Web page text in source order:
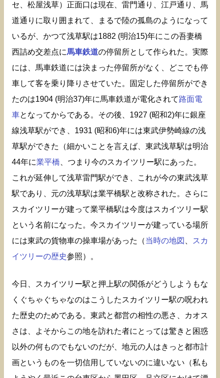
セ、松屋浅草）正面口は現在、雷門通り、江戸通り、馬
道通りに取り囲まれて、まるで陸の孤島のようになって
いるが、かつて浅草駅は1882 (明治15)年にこの吾妻橋
西詰め交差点に馬車鉄道の停留所として作られた。実際
には、馬車鉄道には決まった停留所がなく、どこでも停
車して客を乗り降りさせていた。固定した停留所ができ
たのは1904 (明治37)年に馬車鉄道が電化されて路面電
車となってからである。その後、1927 (昭和2)年に銀座
線浅草駅ができ、1931 (昭和6)年には東武伊勢崎線の浅
草駅ができた（細かいことを言えば、東武浅草駅は明治
44年に業平橋 、つまり今のスカイツリー駅にあった。
これが延伸して浅草雷門駅ができ、これが今の東武浅草
駅であり、元の浅草駅は業平橋駅と改称された。さらに
スカイツリーが建って業平橋駅は今度はスカイツリー駅
という名前になった。今スカイツリーが建っている場所
には東武の貨物車の操車場があった（当時の地図
スカ
イツリーの歴史参照）。
今日、スカイツリー駅と押上駅の関係がどうしようもな
くぐちゃぐちゃなのはこうしたスカイツリー駅の呪われ
た歴史のためである。東武と都営の相性の悪さ、カオス
さは、よそからこの地を訪れた者にとっては驚きと困惑
以外の何ものでもないのだが、地元の人はきっと都市計
画というものを一切信用していないのに違いない（私も